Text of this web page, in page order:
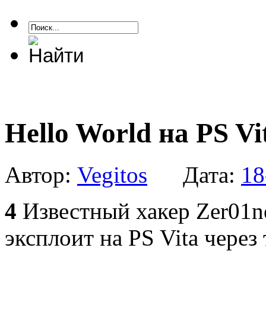
Hello World на PS
Автор: Vegitos Дата:
4 Известный хакер
эксплоит на PS Vita